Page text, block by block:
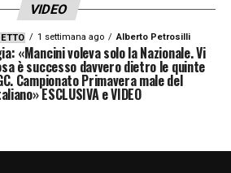
sulla sinistra, il suo cross è
termina fuori.
Hernandez –Gran
VIDEO
1 settimana ago Alberto Petrosilli
«Mancini voleva solo la Nazionale. Vi
è successo davvero dietro le quinte
Campionato Primavera male del
ESCLUSIVA e VIDEO